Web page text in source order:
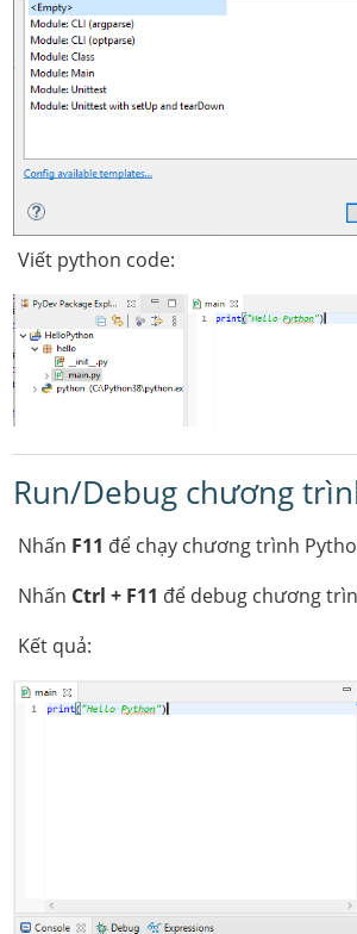
Viết python code:
Run/Debug chương
Nhấn F11 để chạy chương trình
Nhấn Ctrl + F11 để debug chương
Kết quả: